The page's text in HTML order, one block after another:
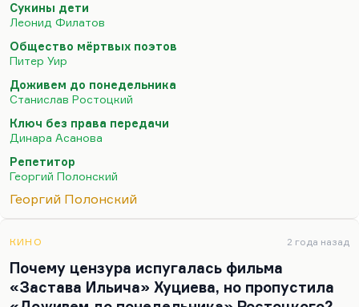
иллюзию, что они — остров света в океане тьмы,
и с помощью нехитрых приемов очень сильно
экстетизировать такую группу читателей. У меня
был такой опыт. Когда вы действительно
внушаете этим детям, что они самые умные, они
действительно становятся самыми умными на
какое-то время, но сильно затрудняется их
общение с коллегами и сверстниками. Они
ступают на чрезвычайно опасный путь. Да,
«Общество мертвых поэтов» —…
Сукины дети
Леонид Филатов
Общество мёртвых поэтов
Питер Уир
Доживем до понедельника
Станислав Ростоцкий
Ключ без права передачи
Динара Асанова
Репетитор
Георгий Полонский
Георгий Полонский
КИНО 2 года назад
Почему цензура испугалась фильма
«Застава Ильича» Хуциева, но пропустила